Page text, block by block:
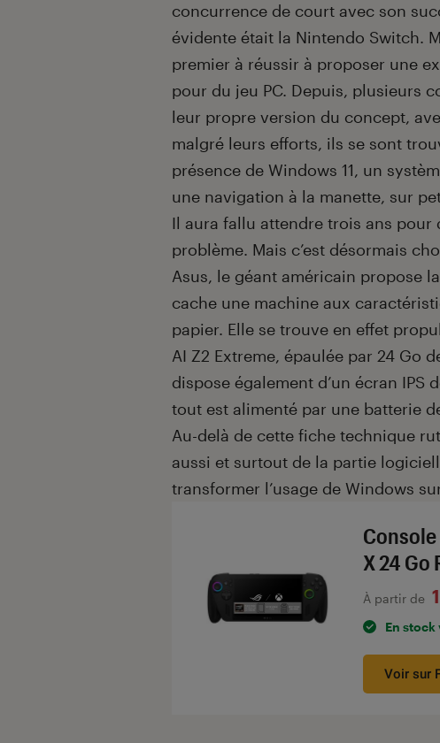
concurrence de court avec son
évidente était la Nintendo Switch.
premier à réussir à proposer une
pour du jeu PC. Depuis, plusieurs
leur propre version du concept,
malgré leurs efforts, ils se sont
présence de Windows 11, un
une navigation à la manette, sur
Il aura fallu attendre trois ans pour
problème. Mais c’est désormais
Asus, le géant américain propose
cache une machine aux
papier. Elle se trouve en effet
AI Z2 Extreme, épaulée par 24 Go
dispose également d’un écran IPS
tout est alimenté par une batterie
Au-delà de cette fiche technique
aussi et surtout de la partie
transformer l’usage de Windows
X 24 Go
À partir de
En
Voir sur